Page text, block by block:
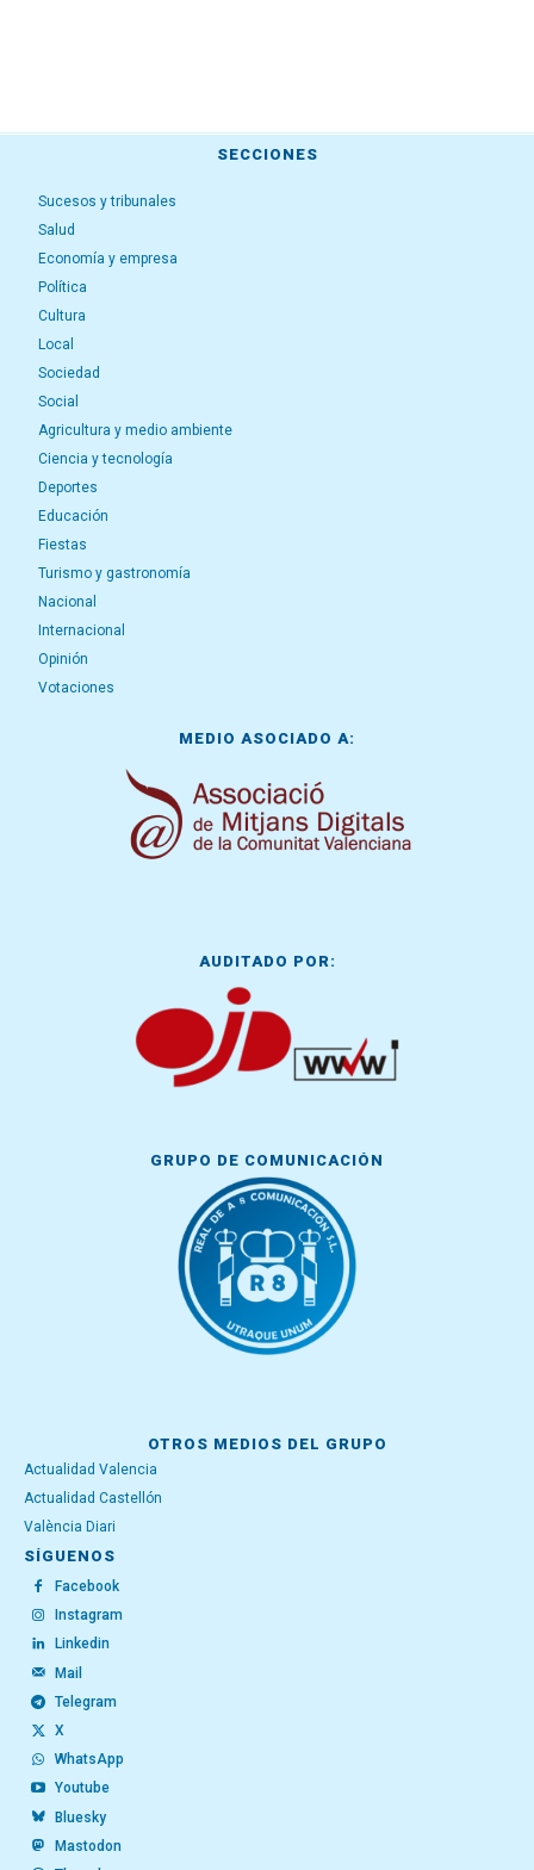
SECCIONES
Sucesos y tribunales
Salud
Economía y empresa
Política
Cultura
Local
Sociedad
Social
Agricultura y medio ambiente
Ciencia y tecnología
Deportes
Educación
Fiestas
Turismo y gastronomía
Nacional
Internacional
Opinión
Votaciones
MEDIO ASOCIADO A:
AUDITADO POR:
GRUPO DE COMUNICACIÓN
OTROS MEDIOS DEL GRUPO
Actualidad Valencia
Actualidad Castellón
València Diari
SÍGUENOS
Facebook
Instagram
Linkedin
Mail
Telegram
X
WhatsApp
Youtube
Bluesky
Mastodon